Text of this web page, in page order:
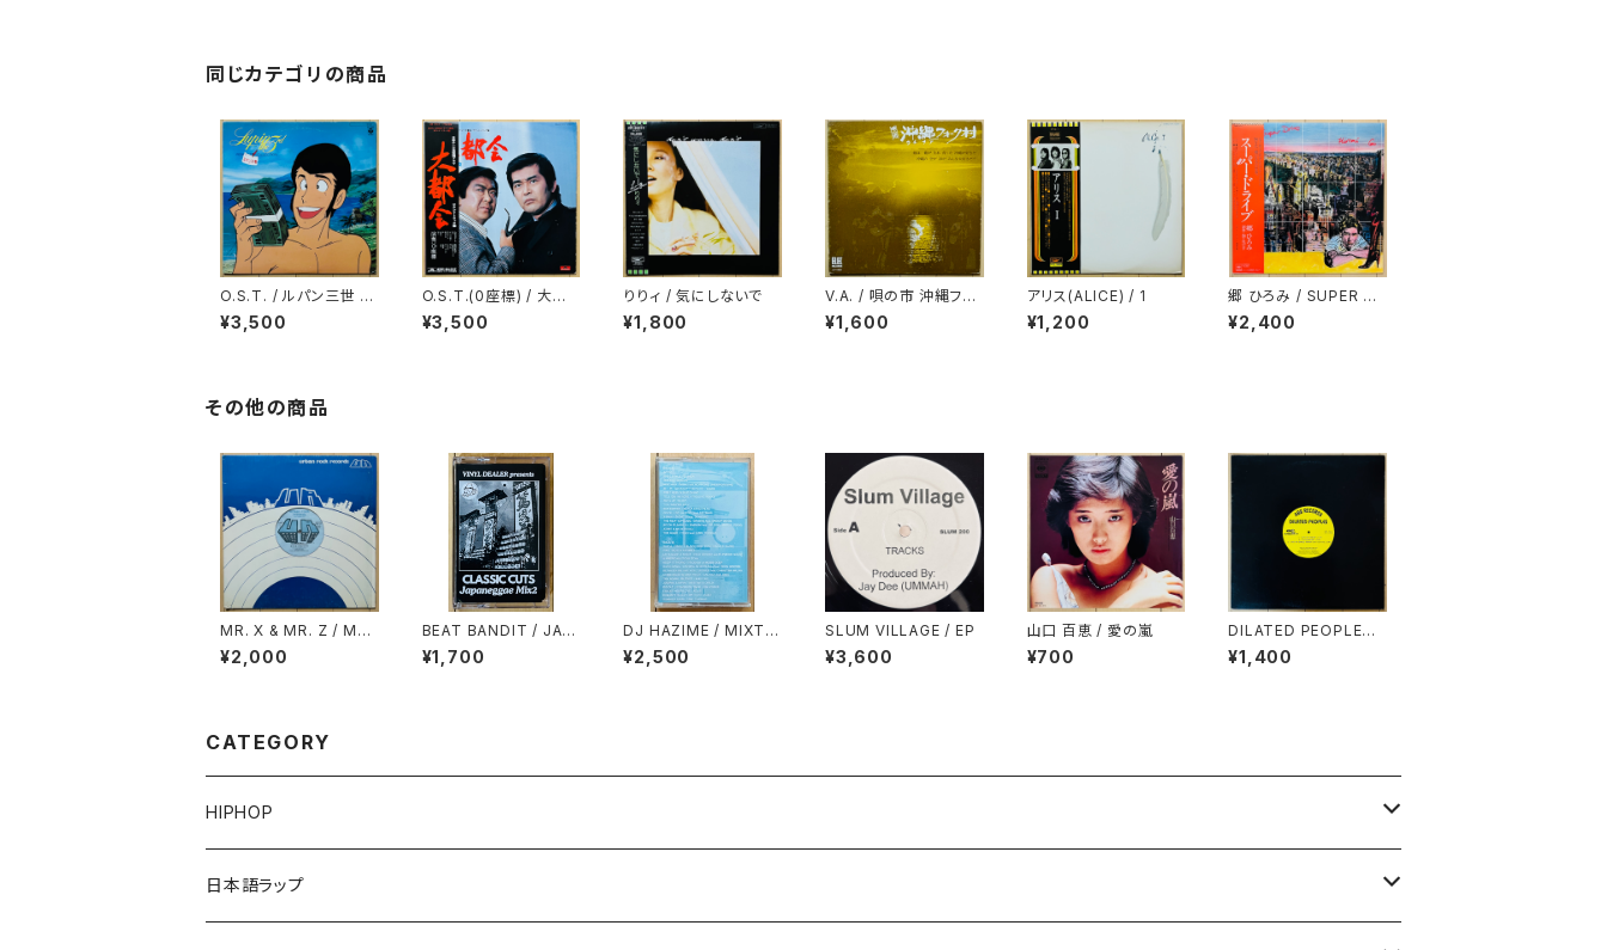
同じカテゴリの商品
O.S.T. / ルパン三世 P
ERFECT COLLECTI
ON
¥3,500
O.S.T.(0座標) / 大都
会
¥3,500
りりィ / 気にしないで
¥1,800
V.A. / 唄の市 沖縄フォ
ーク村
¥1,600
アリス(ALICE) / 1
¥1,200
郷 ひろみ / SUPER DR
IVE(スーパー・ドライブ)
¥2,400
その他の商品
MR. X & MR. Z / MR.
X & MR. Z DRINK OL
D GOLD
¥2,000
BEAT BANDIT / JAP
ANEGGAE MIX 2(CL
ASSIC CUTS)
¥1,700
DJ HAZIME / MIXTA
PE VOL.7
¥2,500
SLUM VILLAGE / EP
¥3,600
山口 百恵 / 愛の嵐
¥700
DILATED PEOPLES /
LIVE ON STAGE
¥1,400
CATEGORY
HIPHOP
12"/7"
日本語ラップ